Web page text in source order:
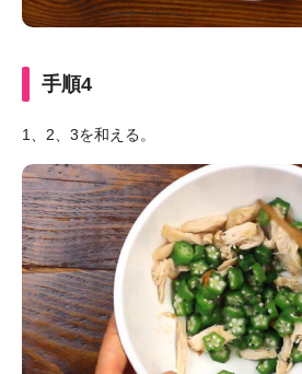
手順4
1、2、3を和える。